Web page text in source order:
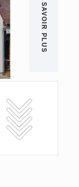
EN SAVOIR PLUS